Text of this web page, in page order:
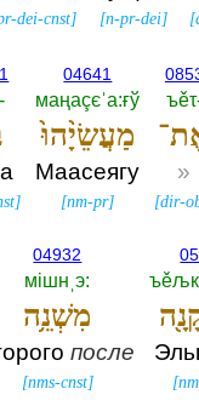
[
[n-pr-dei]
dei-cnst]
»
[dir-
04641
маңаçєˈа:ғў
מַעֲשֵׂיָ֨הוּ֙
Маасеягу
[nm-pr]
]
[
04932
мiшнˌэ:‎
מִשְׁנֵ֥ה
после
[nms-cnst]